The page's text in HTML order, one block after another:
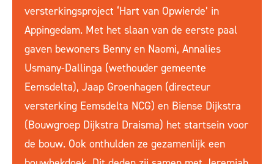
versterkingsproject ‘Hart van Opwierde’ in
Appingedam. Met het slaan van de eerste paal
gaven bewoners Benny en Naomi, Annalies
Usmany-Dallinga (wethouder gemeente
Eemsdelta), Jaap Groenhagen (directeur
versterking Eemsdelta NCG) en Biense Dijkstra
(Bouwgroep Dijkstra Draisma) het startsein voor
de bouw. Ook onthulden ze gezamenlijk een